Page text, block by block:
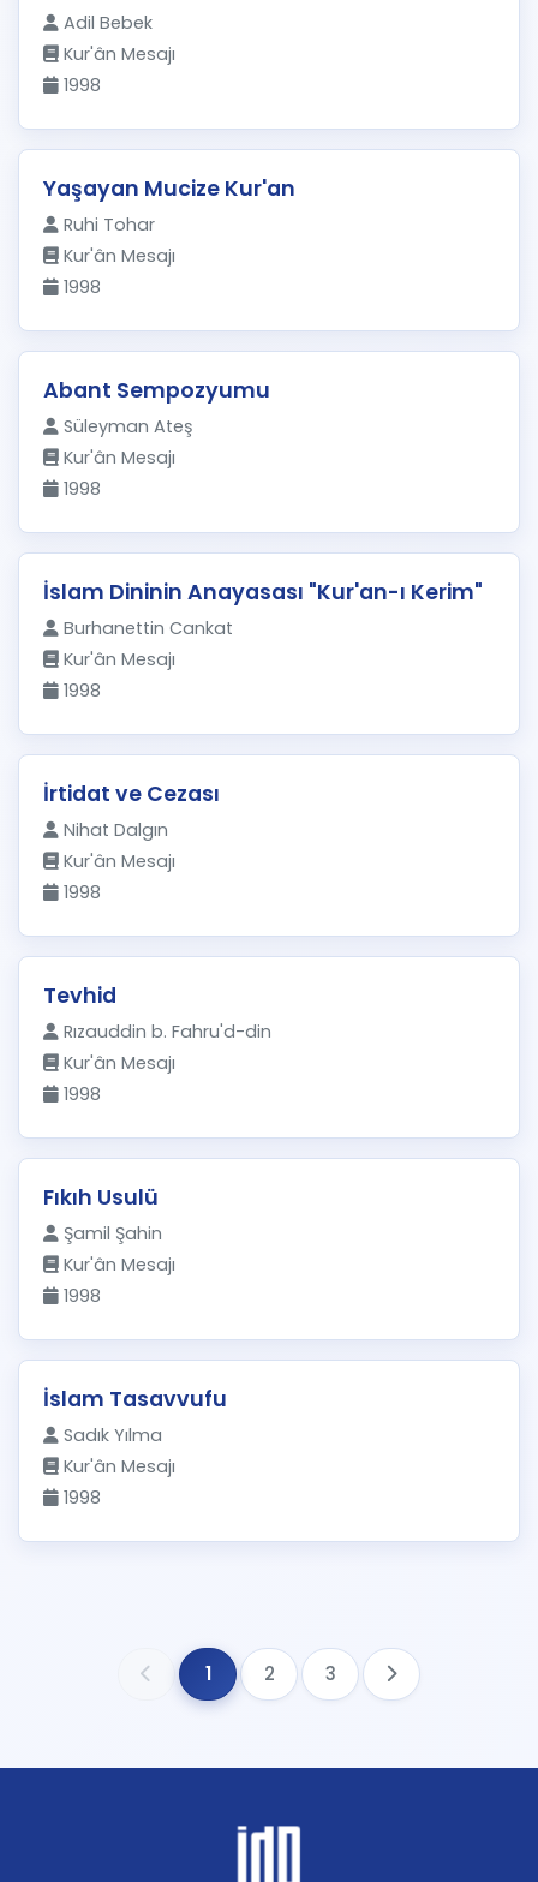
Adil Bebek
Kur'ân Mesajı
1998
Yaşayan Mucize Kur'an
Ruhi Tohar
Kur'ân Mesajı
1998
Abant Sempozyumu
Süleyman Ateş
Kur'ân Mesajı
1998
İslam Dininin Anayasası "Kur'an-ı Kerim"
Burhanettin Cankat
Kur'ân Mesajı
1998
İrtidat ve Cezası
Nihat Dalgın
Kur'ân Mesajı
1998
Tevhid
Rızauddin b. Fahru'd-din
Kur'ân Mesajı
1998
Fıkıh Usulü
Şamil Şahin
Kur'ân Mesajı
1998
İslam Tasavvufu
Sadık Yılma
Kur'ân Mesajı
1998
1 2 3